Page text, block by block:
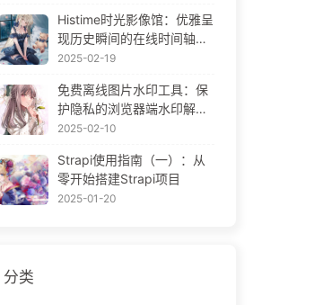
Histime时光影像馆：优雅呈
现历史瞬间的在线时间轴相
册 | Historical Photo Timeli
2025-02-19
免费离线图片水印工具：保
护隐私的浏览器端水印解决
方案 | Free Offline Image
2025-02-10
Strapi使用指南（一）：从
零开始搭建Strapi项目
2025-01-20
分类